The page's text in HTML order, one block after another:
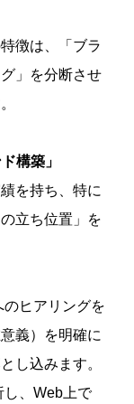
徴は、「ブラ
」を分断させ
構築」
を持ち、特に
立ち位置」を
ヒアリングを
義）を明確に
し込みます。
し、Web上で